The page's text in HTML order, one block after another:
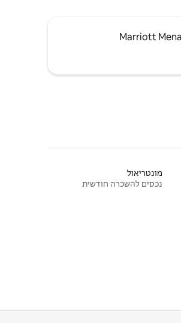
Marriott
מונטריאול
נכסים להשכרה חודשית